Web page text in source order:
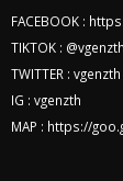
FACEBOOK :
TIKTOK : @vgenzth
TWITTER : vgenzth
IG : vgenzth
MAP : https://